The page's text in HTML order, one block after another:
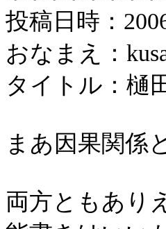
投稿 日時：
おなまえ：
タイトル：樋
まあ因果関係
両方ともあり